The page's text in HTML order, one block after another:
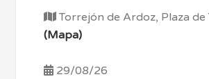
Torrejón de Ardoz, Plaza de
(Mapa)
29/08/26